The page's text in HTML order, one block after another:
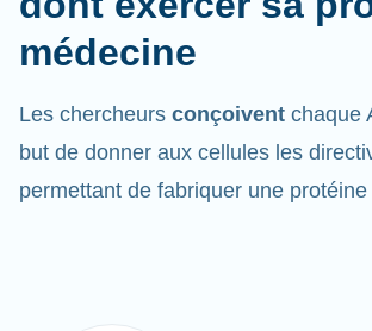
médecine
but de donner aux cellules les
permettant de fabriquer une protéine